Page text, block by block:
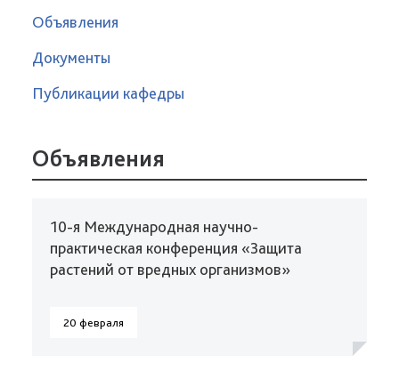
Объявления
Документы
Публикации кафедры
Объявления
10-я Международная научно-
практическая конференция «Защита
растений от вредных организмов»
20 февраля